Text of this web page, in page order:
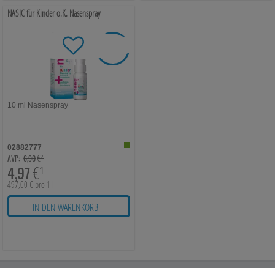
übertragen werden.
NASIC für Kinder o.K. Nasenspray
10 ml Nasenspray
02882777
AVP: 6,90€²
4,97€¹
497,00 € pro 1 l
IN DEN WARENKORB